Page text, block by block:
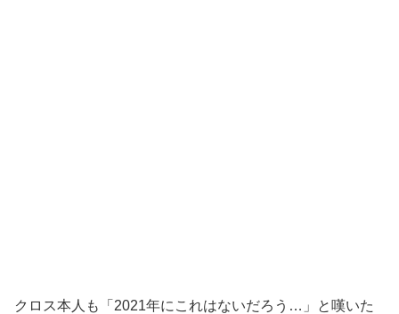
クロス本人も「2021年にこれはないだろう…」と嘆いた